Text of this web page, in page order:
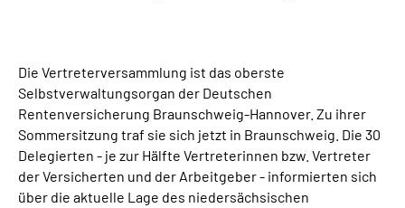
Über uns
Online-Services
Inhalte in Gebärdensprache (DGS)
Die Vertreterversammlung ist das oberste
Selbstverwaltungsorgan der Deutschen
Rentenversicherung Braunschweig-Hannover. Zu ihrer
Sommersitzung traf sie sich jetzt in Braunschweig. Die 30
Delegierten - je zur Hälfte Vertreterinnen bzw. Vertreter
der Versicherten und der Arbeitgeber - informierten sich
über die aktuelle Lage des niedersächsischen